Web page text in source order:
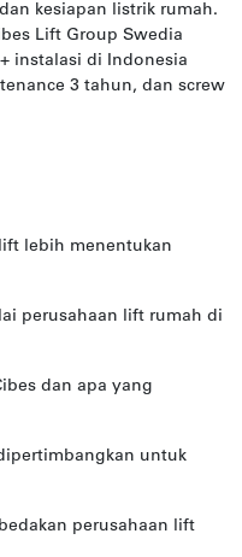
kesiapan listrik rumah.
Lift Group Swedia
instalasi di Indonesia
3 tahun, dan screw
lebih menentukan
perusahaan lift rumah di
dan apa yang
untuk
perusahaan lift